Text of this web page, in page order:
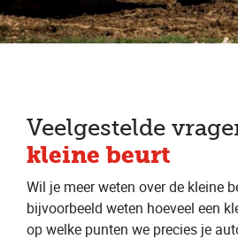
Veelgestelde
kleine beurt
Wil je meer weten over de kleine
bijvoorbeeld weten hoeveel een
op welke punten we precies je